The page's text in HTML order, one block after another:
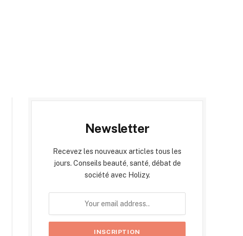
Newsletter
Recevez les nouveaux articles tous les
jours. Conseils beauté, santé, débat de
société avec Holizy.